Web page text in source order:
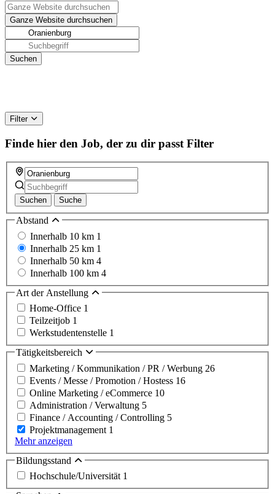
Filter
Finde hier den Job, der zu dir passt Filter
Suchen Suche
Abstand
Innerhalb 10 km 1
Innerhalb 25 km 1
Innerhalb 50 km 4
Innerhalb 100 km 4
Art der Anstellung
Home-Office 1
Teilzeitjob 1
Werkstudentenstelle 1
Tätigkeitsbereich
Marketing / Kommunikation / PR / Werbung 26
Events / Messe / Promotion / Hostess 16
Online Marketing / eCommerce 10
Administration / Verwaltung 5
Finance / Accounting / Controlling 5
Projektmanagement 1
Mehr anzeigen
Bildungsstand
Hochschule/Universität 1